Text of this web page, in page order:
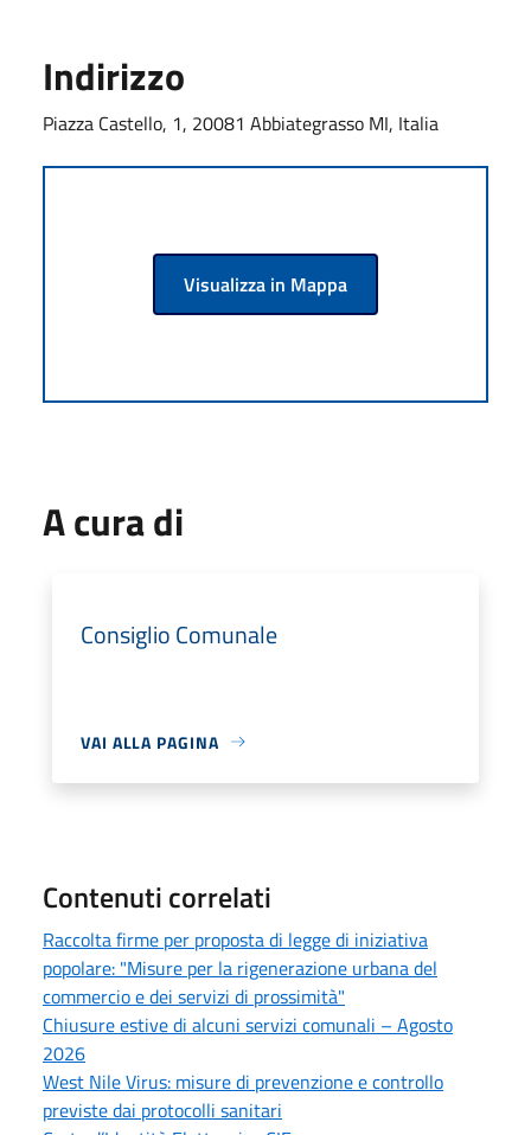
Indirizzo
Piazza Castello, 1, 20081 Abbiategrasso MI, Italia
Visualizza in Mappa
A cura di
Consiglio Comunale
VAI ALLA PAGINA
Contenuti correlati
Raccolta firme per proposta di legge di iniziativa
popolare: "Misure per la rigenerazione urbana del
commercio e dei servizi di prossimità"
Chiusure estive di alcuni servizi comunali – Agosto
2026
West Nile Virus: misure di prevenzione e controllo
previste dai protocolli sanitari